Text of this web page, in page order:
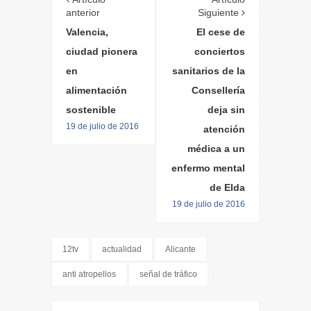
anterior
Valencia,
ciudad pionera
en
alimentación
sostenible
19 de julio de 2016
Siguiente
El cese de
conciertos
sanitarios de la
Consellería
deja sin
atención
médica a un
enfermo mental
de Elda
19 de julio de 2016
12tv actualidad Alicante
anti atropellos señal de tráfico